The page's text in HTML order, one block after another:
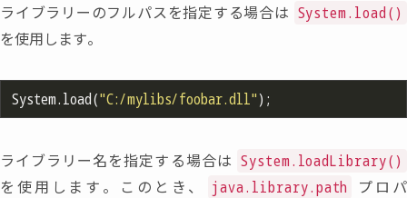
ライブラリーのフルパスを指定する場合は System.load()
を使用します。
System.load("C:/mylibs/foobar.dll"
ライブラリー名を指定する場合は System.loadLibrary()
を使用します。このとき 、 java.library.path
プロパ